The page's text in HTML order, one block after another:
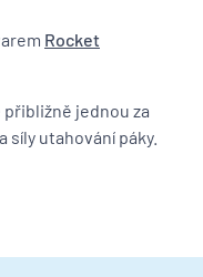
Rocket
jednou za
síly utahování páky.